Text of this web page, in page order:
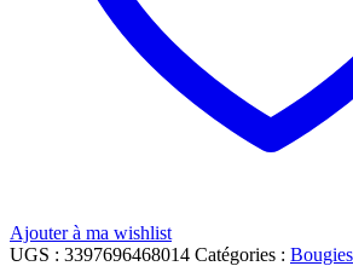
Ajouter à ma wishlist
UGS : 3397696468014 Catégories : Bougies